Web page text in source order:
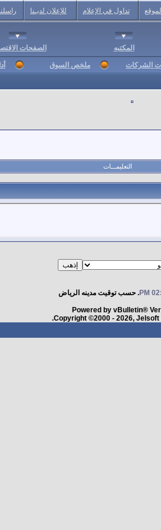
تداول في الإعلام للإعلان لديـنا
المكتبه الصفحات
الشركات ملخص السوق
التعليمـــات
. حسب توقيت مدينه الرياض
Powered by vBulletin®
Copyright ©2000 - 2026, Jelsoft